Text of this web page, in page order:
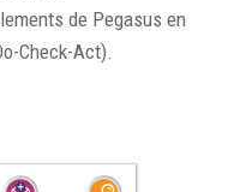
de Pegasus en
Check-Act).